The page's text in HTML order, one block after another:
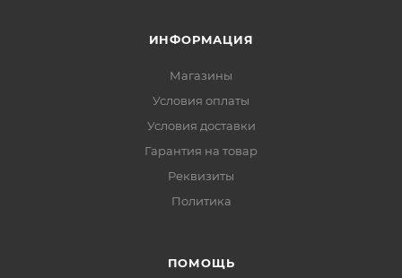
ИНФОРМАЦИЯ
Магазины
Условия оплаты
Условия доставки
Гарантия на товар
Реквизиты
Политика
ПОМОЩЬ